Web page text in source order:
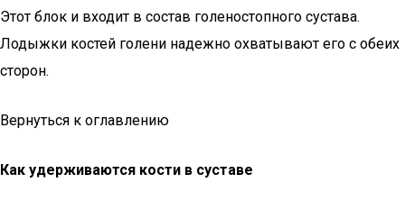
Этот блок и входит в состав голеностопного сустава.
Лодыжки костей голени надежно охватывают его с обеих
сторон.
Вернуться к оглавлению
Как удерживаются кости в суставе